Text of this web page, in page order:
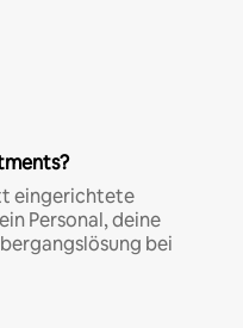
eingerichtete
Personal, deine
bei